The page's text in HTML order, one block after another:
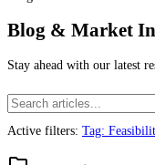
Blog & Market
Stay ahead with our latest
Active filters: Tag: